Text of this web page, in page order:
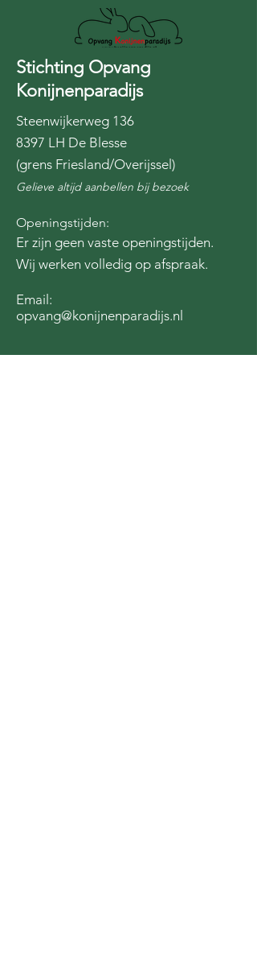
Stichting Opvang
Konijnenparadijs
Steenwijkerweg 136
8397 LH De Blesse
(grens Friesland/Overijssel)
Gelieve altijd aanbellen bij bezoek
Openingstijden:
Er zijn geen vaste openingstijden.
Wij werken volledig op afspraak.
Email:
opvang@konijnenparadijs.nl